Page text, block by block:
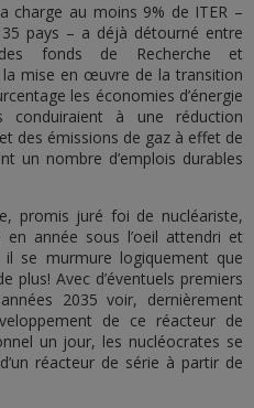
charge au moins 9% de ITER –
pays – a déjà détourné entre
fonds de Recherche et
mise en œuvre de la transition
les économies d’énergie
conduiraient à une réduction
des émissions de gaz à effet de
un nombre d’emplois durables
promis juré foi de nucléariste,
en année sous l’oeil attendri et
se murmure logiquement que
plus! Avec d’éventuels premiers
2035 voir, dernièrement
de ce réacteur de
un jour, les nucléocrates se
réacteur de série à partir de